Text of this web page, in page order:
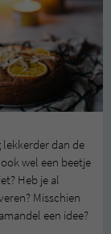
lekkerder dan de
wel een beetje
Heb je al
Misschien
een idee?